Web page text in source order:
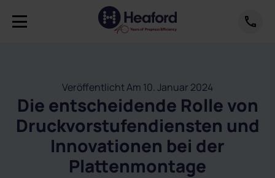
Veröffentlicht Am 10. Januar 2024
Die entscheidende Rolle von
Druckvorstufendiensten und
Innovationen bei der
Plattenmontage